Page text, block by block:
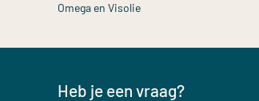
Omega en Visolie
Heb je een vraag?